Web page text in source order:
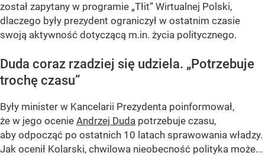
został zapytany w programie „Tłit” Wirtualnej Polski,
dlaczego były prezydent ograniczył w ostatnim czasie
swoją aktywność dotyczącą m.in. życia politycznego.
Duda coraz rzadziej się udziela. „Potrzebuje
trochę czasu”
Były minister w Kancelarii Prezydenta poinformował,
że w jego ocenie Andrzej Duda potrzebuje czasu,
aby odpocząć po ostatnich 10 latach sprawowania władzy.
Jak ocenił Kolarski, chwilowa nieobecność polityka może...